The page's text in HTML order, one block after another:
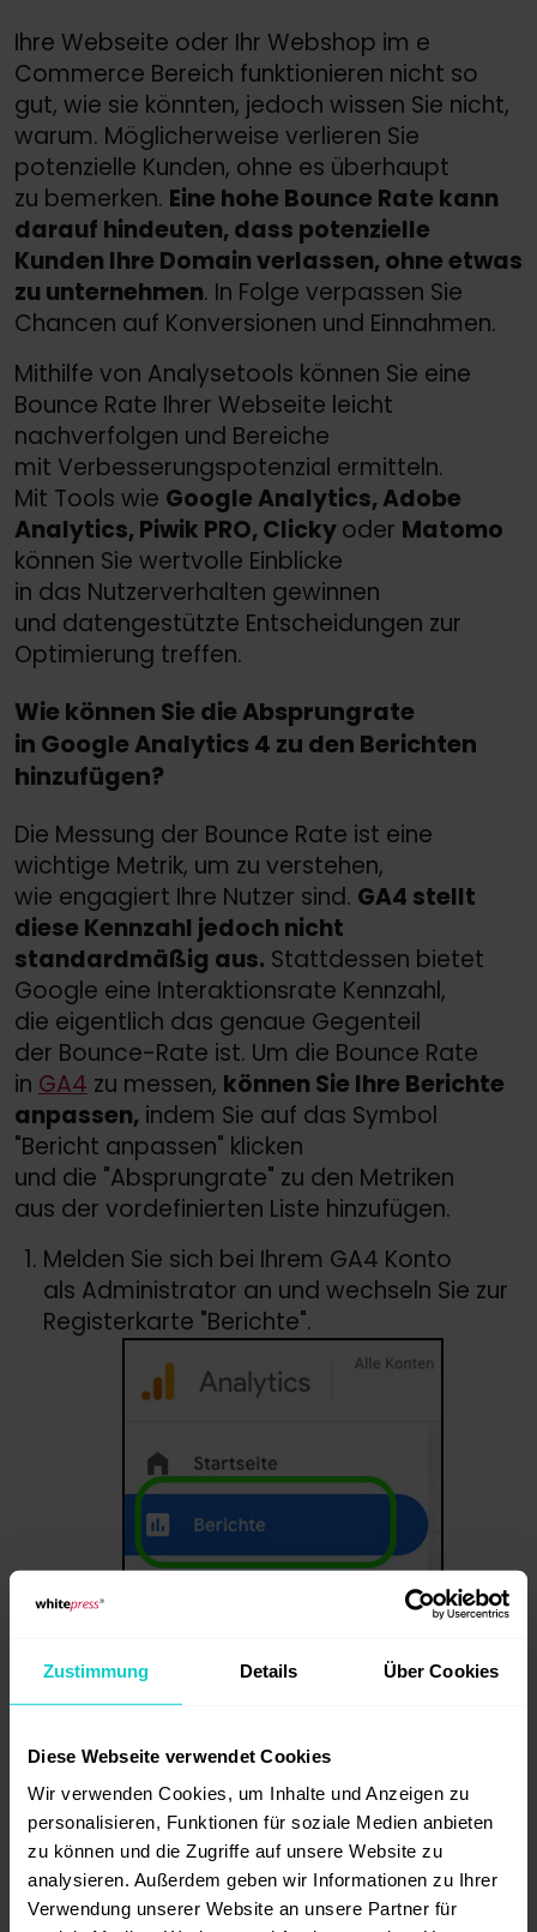
Zustimmung Details Über Cookies
Diese Webseite verwendet Cookies
Wir verwenden Cookies, um Inhalte und Anzeigen zu
personalisieren, Funktionen für soziale Medien anbieten
zu können und die Zugriffe auf unsere Website zu
analysieren. Außerdem geben wir Informationen zu Ihrer
Verwendung unserer Website an unsere Partner für
Ihre Webseite oder Ihr Webshop im e
Commerce Bereich funktionieren nicht so
gut, wie sie könnten, jedoch wissen Sie nicht,
warum. Möglicherweise verlieren Sie
potenzielle Kunden, ohne es überhaupt
zu bemerken. Eine hohe Bounce Rate kann
darauf hindeuten, dass potenzielle
Kunden Ihre Domain verlassen, ohne etwas
zu unternehmen. In Folge verpassen Sie
Chancen auf Konversionen und Einnahmen.
Mithilfe von Analysetools können Sie eine
Bounce Rate Ihrer Webseite leicht
nachverfolgen und Bereiche
mit Verbesserungspotenzial ermitteln.
Mit Tools wie Google Analytics, Adobe
Analytics, Piwik PRO, Clickyoder Matomo
können Sie wertvolle Einblicke
in das Nutzerverhalten gewinnen
und datengestützte Entscheidungen zur
Optimierung treffen.
Wie können Sie die Absprungrate
in Google Analytics 4 zu den Berichten
hinzufügen?
Die Messung der Bounce Rate ist eine
wichtige Metrik, um zu verstehen,
wie engagiert Ihre Nutzer sind. GA4 stellt
diese Kennzahl jedoch nicht
standardmäßig aus. Stattdessen bietet
Google eine Interaktionsrate Kennzahl,
die eigentlich das genaue Gegenteil
der Bounce-Rate ist. Um die Bounce Rate
in GA4 zu messen, können Sie Ihre Berichte
anpassen, indem Sie auf das Symbol
"Bericht anpassen" klicken
und die "Absprungrate" zu den Metriken
aus der vordefinierten Liste hinzufügen.
Melden Sie sich bei Ihrem GA4 Konto
als Administrator an und wechseln Sie zur
Registerkarte "Berichte".
und Bildschirme".